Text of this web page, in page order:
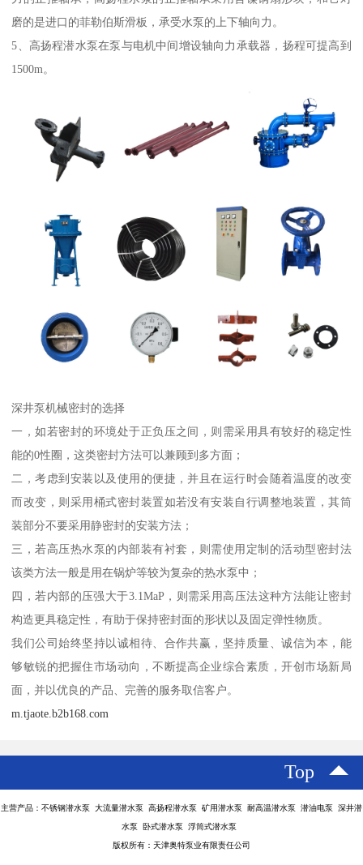
磨的是进口的菲勒伯斯滑板，承受水泵的上下轴向力。
5、高扬程潜水泵在泵与电机中间增设轴向力承载器，扬程可提高到
1500m。
深井泵机械密封的选择
一，如若密封的环境处于正负压之间，则需采用具有较好的稳定性
能的0性圈，这类密封方法可以兼顾到多方面；
二，考虑到安装以及使用的便捷，并且在运行时会随着温度的改变
而改变，则采用桶式密封装置如若没有安装自行调整地装置，其筒
装部分不要采用静密封的安装方法；
三，若高压热水泵的内部装有衬套，则需使用定制的活动型密封法
该类方法一般是用在锅炉等较为复杂的热水泵中；
四，若内部的压强大于3.1MaP，则需采用高压法这种方法能让密封
构造更具稳定性，有助于保持密封面的形状以及固定弹性物质。
我们公司始终坚持以诚相待、合作共赢，坚持质量、诚信为本，能
够敏锐的把握住市场动向，不断提高企业综合素质，开创市场新局
面，并以优良的产品、完善的服务取信客户。
m.tjaote.b2b168.com
Top
主营产品：不锈钢潜水泵 大流量潜水泵 高扬程潜水泵 矿用潜水泵 耐高温潜水泵 潜油电泵 深井潜
水泵 卧式潜水泵 浮筒式潜水泵
版权所有：天津奥特泵业有限责任公司